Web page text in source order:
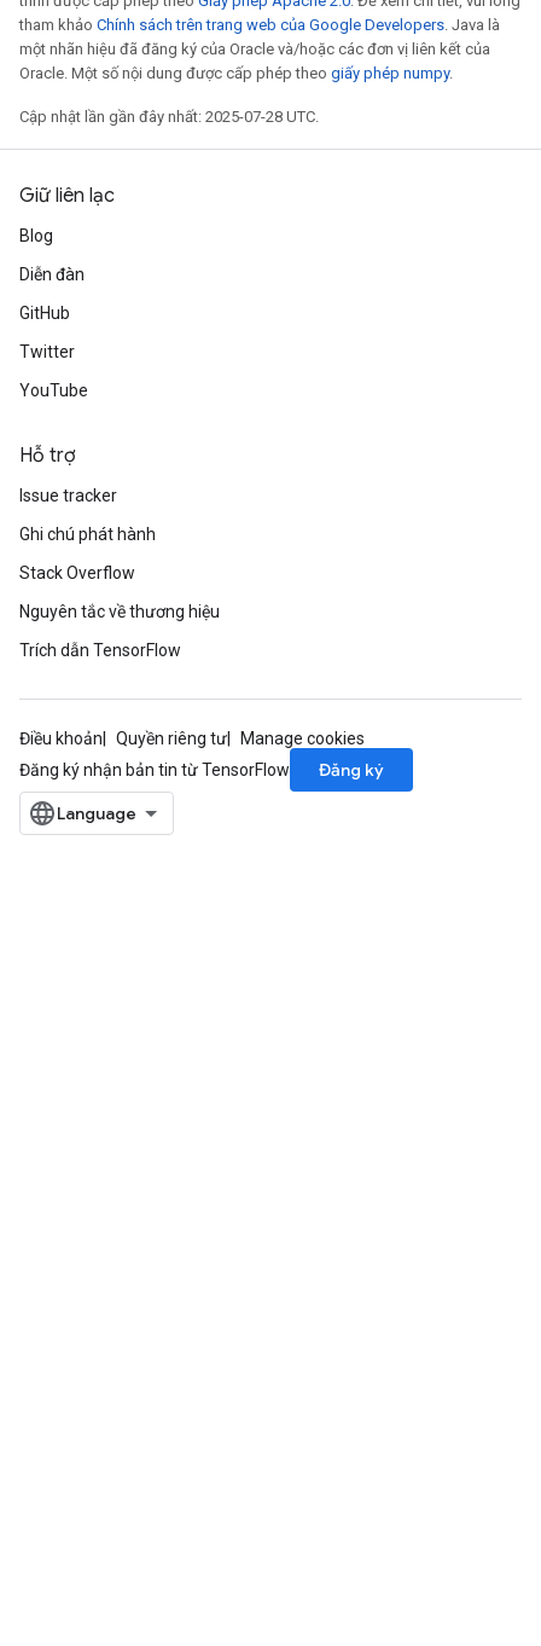
tham khảo Chính sách trên trang web của Google Developers. Java là
một nhãn hiệu đã đăng ký của Oracle và/hoặc các đơn vị liên kết của
Oracle. Một số nội dung được cấp phép theo giấy phép numpy.
Cập nhật lần gần đây nhất: 2025-07-28 UTC.
Giữ liên lạc
Blog
Diễn đàn
GitHub
Twitter
YouTube
Hỗ trợ
Issue tracker
Ghi chú phát hành
Stack Overflow
Nguyên tắc về thương hiệu
Trích dẫn TensorFlow
Điều khoản Quyền riêng tư
Manage cookies
Đăng ký nhận bản tin từ TensorFlow
Đăng ký